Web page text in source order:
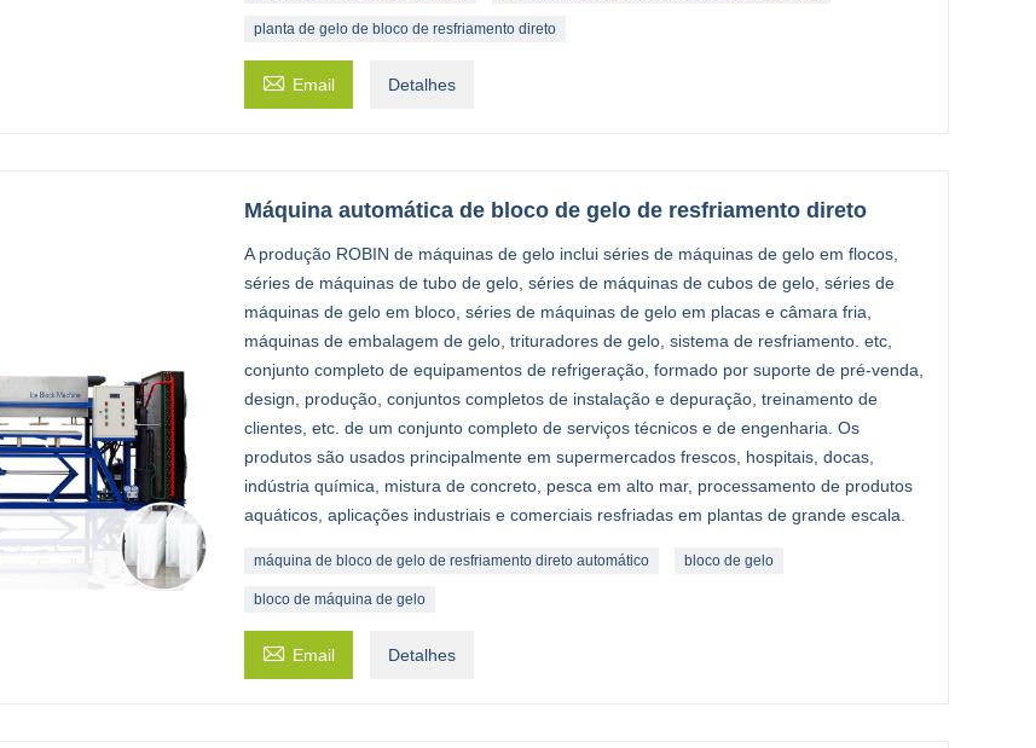
planta de gelo de bloco de resfriamento direto
 Email Detalhes
Máquina automática de bloco de gelo de resfriamento direto
A produção ROBIN de máquinas de gelo inclui séries de máquinas de gelo em flocos,
séries de máquinas de tubo de gelo, séries de máquinas de cubos de gelo, séries de
máquinas de gelo em bloco, séries de máquinas de gelo em placas e câmara fria,
máquinas de embalagem de gelo, trituradores de gelo, sistema de resfriamento. etc,
conjunto completo de equipamentos de refrigeração, formado por suporte de pré-venda,
design, produção, conjuntos completos de instalação e depuração, treinamento de
clientes, etc. de um conjunto completo de serviços técnicos e de engenharia. Os
produtos são usados ​​principalmente em supermercados frescos, hospitais, docas,
indústria química, mistura de concreto, pesca em alto mar, processamento de produtos
aquáticos, aplicações industriais e comerciais resfriadas em plantas de grande escala.
máquina de bloco de gelo de resfriamento direto automático bloco de gelo
bloco de máquina de gelo
 Email Detalhes